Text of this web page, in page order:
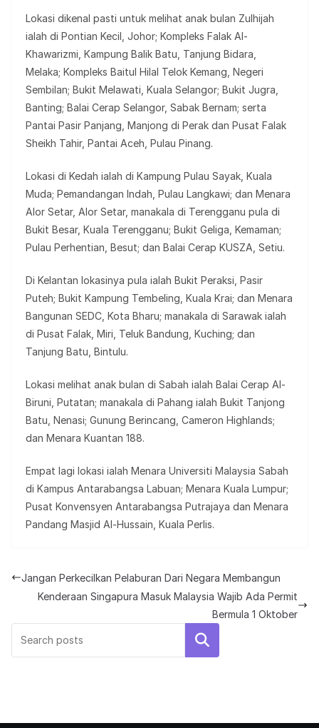
Lokasi dikenal pasti untuk melihat anak bulan Zulhijah
ialah di Pontian Kecil, Johor; Kompleks Falak Al-
Khawarizmi, Kampung Balik Batu, Tanjung Bidara,
Melaka; Kompleks Baitul Hilal Telok Kemang, Negeri
Sembilan; Bukit Melawati, Kuala Selangor; Bukit Jugra,
Banting; Balai Cerap Selangor, Sabak Bernam; serta
Pantai Pasir Panjang, Manjong di Perak dan Pusat Falak
Sheikh Tahir, Pantai Aceh, Pulau Pinang.
Lokasi di Kedah ialah di Kampung Pulau Sayak, Kuala
Muda; Pemandangan Indah, Pulau Langkawi; dan Menara
Alor Setar, Alor Setar, manakala di Terengganu pula di
Bukit Besar, Kuala Terengganu; Bukit Geliga, Kemaman;
Pulau Perhentian, Besut; dan Balai Cerap KUSZA, Setiu.
Di Kelantan lokasinya pula ialah Bukit Peraksi, Pasir
Puteh; Bukit Kampung Tembeling, Kuala Krai; dan Menara
Bangunan SEDC, Kota Bharu; manakala di Sarawak ialah
di Pusat Falak, Miri, Teluk Bandung, Kuching; dan
Tanjung Batu, Bintulu.
Lokasi melihat anak bulan di Sabah ialah Balai Cerap Al-
Biruni, Putatan; manakala di Pahang ialah Bukit Tanjong
Batu, Nenasi; Gunung Berincang, Cameron Highlands;
dan Menara Kuantan 188.
Empat lagi lokasi ialah Menara Universiti Malaysia Sabah
di Kampus Antarabangsa Labuan; Menara Kuala Lumpur;
Pusat Konvensyen Antarabangsa Putrajaya dan Menara
Pandang Masjid Al-Hussain, Kuala Perlis.
Jangan Perkecilkan Pelaburan Dari Negara Membangun
Kenderaan Singapura Masuk Malaysia Wajib Ada Permit
Bermula 1 Oktober
Search